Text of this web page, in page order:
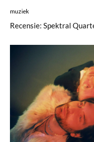
muziek
Recensie: Spektral